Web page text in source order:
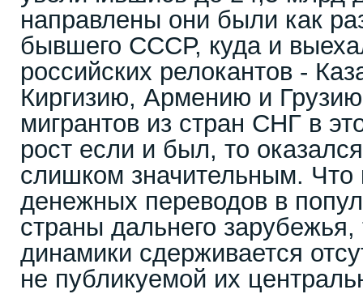
направлены они были как
бывшего СССР, куда и
российских релокантов -
Киргизию, Армению и
мигрантов из стран СНГ в
рост если и был, то
слишком значительным. Что
денежных переводов в
страны дальнего зарубежья,
динамики сдерживается
не публикуемой их